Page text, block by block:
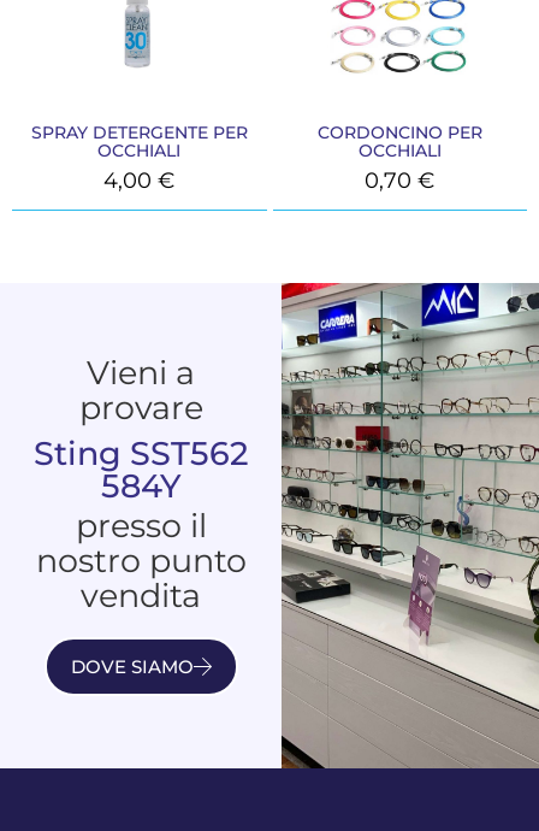
SPRAY DETERGENTE PER
OCCHIALI
4,00€
CORDONCINO PER
OCCHIALI
0,70€
Vieni a
provare
Sting SST562
584Y
presso il
nostro punto
vendita
DOVE SIAMO